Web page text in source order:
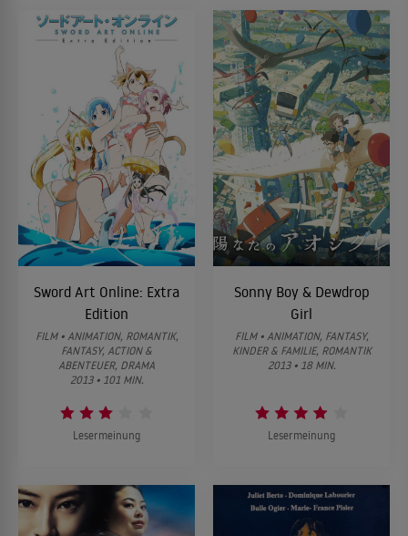
Sword Art Online: Extra
Edition
FILM • ANIMATION, ROMANTIK,
FANTASY, ACTION &
ABENTEUER, DRAMA
2013 • 101 MIN.
Lesermeinung
Sonny Boy & Dewdrop
Girl
FILM • ANIMATION, FANTASY,
KINDER & FAMILIE, ROMANTIK
2013 • 18 MIN.
Lesermeinung